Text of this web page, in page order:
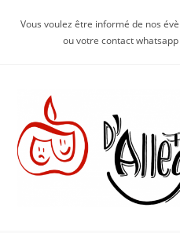
Vous voulez être informé de nos
ou votre contact